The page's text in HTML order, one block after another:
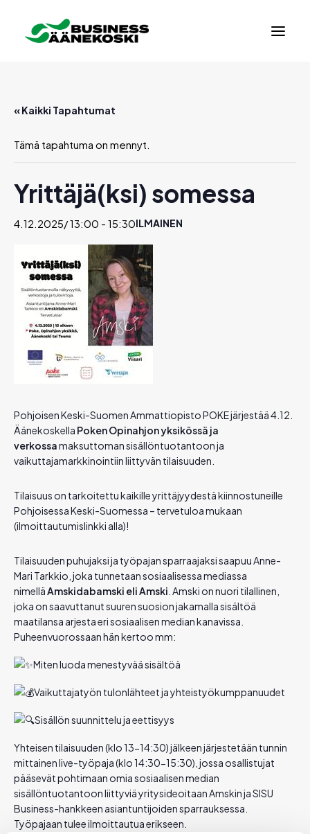
« Kaikki Tapahtumat
Tämä tapahtuma on mennyt.
Yrittäjä(ksi) somessa
4.12.2025/ 13:00 - 15:30ILMAINEN
Pohjoisen Keski-Suomen Ammattiopisto POKE järjestää 4.12.
Äänekoskella Poken Opinahjon yksikössä ja
verkossamaksuttoman sisällöntuotantoon ja
vaikuttajamarkkinointiin liittyvän tilaisuuden.
Tilaisuus on tarkoitettu kaikille yrittäjyydestä kiinnostuneille
Pohjoisessa Keski-Suomessa – tervetuloa mukaan
(ilmoittautumislinkki alla)!
Tilaisuuden puhujaksi ja työpajan sparraajaksi saapuu Anne-
Mari Tarkkio, joka tunnetaan sosiaalisessa mediassa
nimelläAmskidabamski eliAmski Amski on nuori tilallinen,
joka on saavuttanut suuren suosion jakamalla sisältöä
maatilansa arjesta eri sosiaalisen median kanavissa.
Puheenvuorossaan hän kertoo mm:
Miten luoda menestyvää sisältöä
Vaikuttajatyön tulonlähteet ja yhteistyökumppanuudet
Sisällön suunnittelu ja eettisyys
Yhteisen tilaisuuden (klo 13-14:30) jälkeen järjestetään tunnin
mittainen live-työpaja (klo 14:30-15:30), jossa osallistujat
pääsevät pohtimaan omia sosiaalisen median
sisällöntuotantoon liittyviä yritysideoitaanAmskin ja SISU
Business-hankkeen asiantuntijoiden sparrauksessa.
Työpajaan tulee ilmoittautua erikseen.